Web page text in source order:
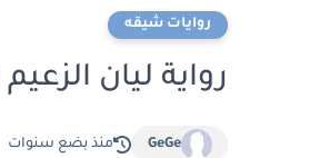
روايات شيقه
رواية ليان الزعيم
GeGe منذ بضع سنوات